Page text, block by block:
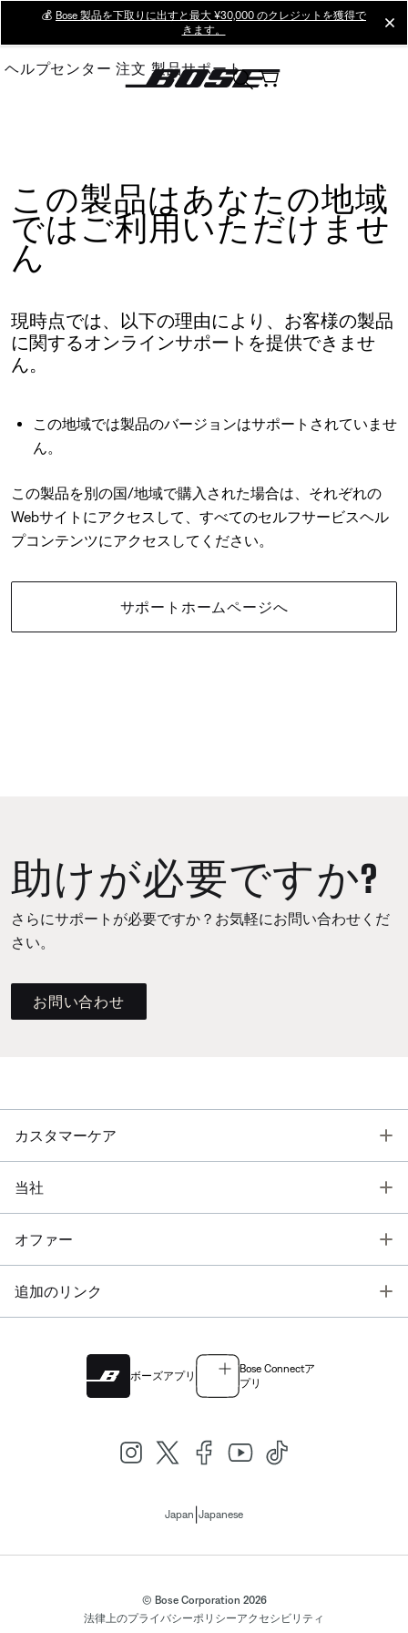
Main
💰 Bose 製品を下取りに出すと最大 ¥30,000 のクレジットを獲得で
きます。
ヘルプセンター 注文 製品サポート
この製品はあなたの地域
ではご利用いただけませ
ん
現時点では、以下の理由により、お客様の製品
に関するオンラインサポートを提供できませ
ん。
この地域では製品のバージョンはサポートされていませ
ん。
この製品を別の国/地域で購入された場合は、それぞれの
Webサイトにアクセスして、すべてのセルフサービスヘル
プコンテンツにアクセスしてください。
サポートホームページへ
助けが必要ですか?
さらにサポートが必要ですか？お気軽にお問い合わせくだ
さい。
お問い合わせ
カスタマーケア
当社
オファー
追加のリンク
ボーズアプリ
Bose Connectア
プリ
Japan Japanese
© Bose Corporation 2026
法律上のプライバシーポリシーアクセシビリティ